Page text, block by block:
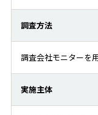
調査方法
調査会社モニターを
実施主体